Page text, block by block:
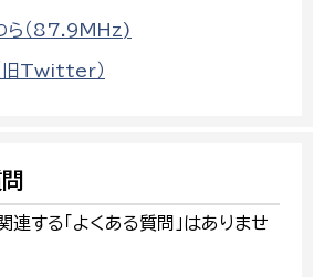
ら（87.9MHz)
旧Twitter）
連する「よくある質問」はありませ